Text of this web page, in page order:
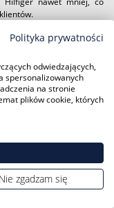
sklep?
AUTORYZOWANY sklep
stanie powierzyć swoje
czasomierz. Jak
dowiedz się u źródła i
takiej informacji.
Tommy
całym świecie marki
swoich marzeń o
Polityka prywatności
odwiedzających,
spersonalizowanych
na stronie
plików cookie, których
Nie zgadzam się